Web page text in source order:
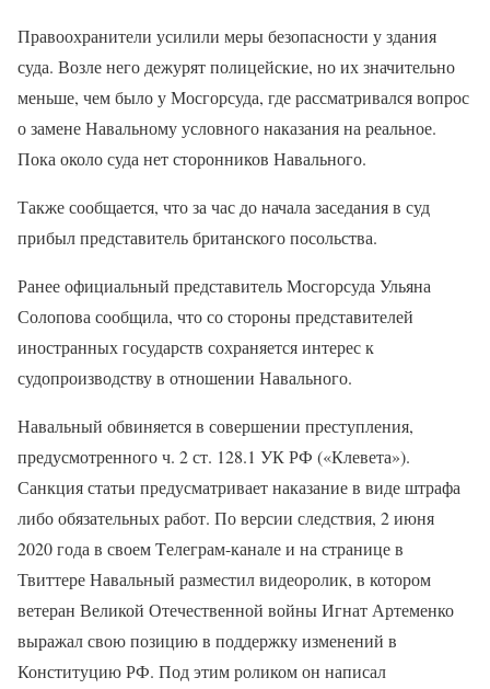
Правоохранители усилили меры безопасности у здания
суда. Возле него дежурят полицейские, но их значительно
меньше, чем было у Мосгорсуда, где рассматривался вопрос
о замене Навальному условного наказания на реальное.
Пока около суда нет сторонников Навального.
Также сообщается, что за час до начала заседания в суд
прибыл представитель британского посольства.
Ранее официальный представитель Мосгорсуда Ульяна
Солопова сообщила, что со стороны представителей
иностранных государств сохраняется интерес к
судопроизводству в отношении Навального.
Навальный обвиняется в совершении преступления,
предусмотренного ч. 2 ст. 128.1 УК РФ («Клевета»).
Санкция статьи предусматривает наказание в виде штрафа
либо обязательных работ. По версии следствия, 2 июня
2020 года в своем Tелеграм-канале и на странице в
Твиттере Навальный разместил видеоролик, в котором
ветеран Великой Отечественной войны Игнат Артеменко
выражал свою позицию в поддержку изменений в
Конституцию РФ. Под этим роликом он написал